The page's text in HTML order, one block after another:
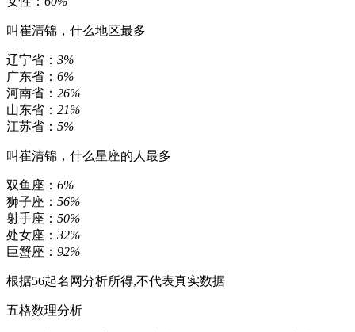
叫崔清锦，什么地区最多
辽宁省： 3%
广东省： 6%
河南省： 26%
山东省： 21%
江苏省： 5%
叫崔清锦，什么星座的人最多
双鱼座： 6%
狮子座： 56%
射手座： 50%
处女座： 32%
巨蟹座： 92%
根据56起名网分析所得,不代表真实数据
五格数理分析